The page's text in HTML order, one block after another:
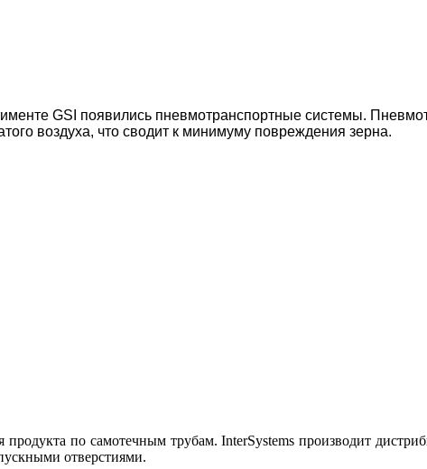
GSI появились пневмотранспортные системы.
воздуха, что сводит к минимуму повреждения зерна.
по самотечным трубам. InterSystems производит
отверстиями.